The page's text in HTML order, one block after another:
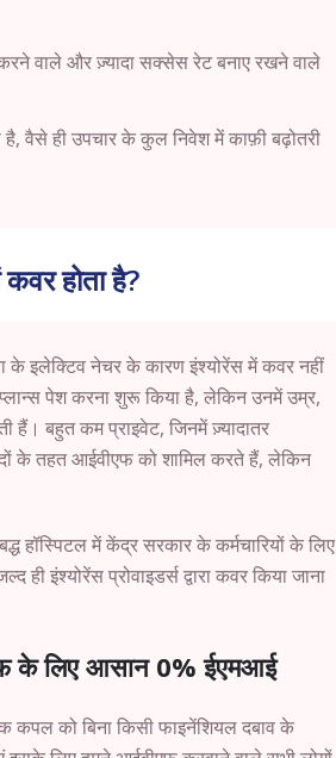
वाले और ज़्यादा सक्सेस रेट बनाए रखने वाले
वैसे ही उपचार के कुल निवेश में काफ़ी बढ़ोतरी
होता है?
के इलेक्टिव नेचर के कारण इंश्योरेंस में कवर नहीं
पेश करना शुरू किया है, लेकिन उनमें उम्र,
हैं। बहुत कम प्राइवेट, जिनमें ज़्यादातर
के तहत आईवीएफ को शामिल करते हैं, लेकिन
हॉस्पिटल में केंद्र सरकार के कर्मचारियों के लिए
इंश्योरेंस प्रोवाइडर्स द्वारा कवर किया जाना
के लिए आसान 0% ईएमआई
को बिना किसी फाइनेंशियल दबाव के